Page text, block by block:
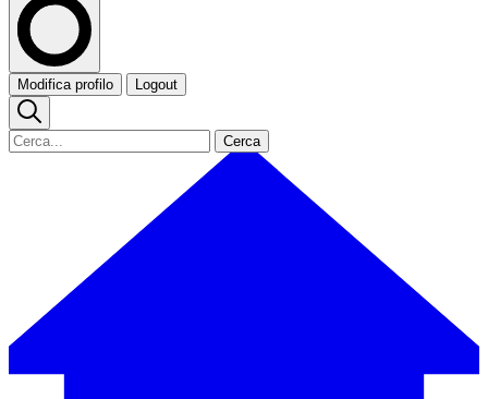
Modifica profilo Logout
Cerca